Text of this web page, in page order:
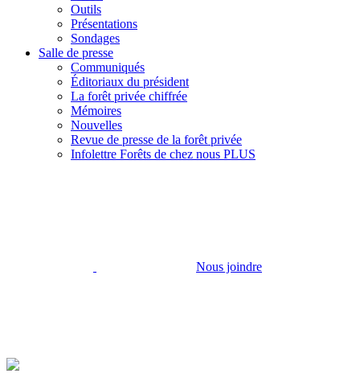
Outils
Présentations
Sondages
Salle de presse
Communiqués
Éditoriaux du président
La forêt privée chiffrée
Mémoires
Nouvelles
Revue de presse de la forêt privée
Infolettre Forêts de chez nous PLUS
Nous joindre